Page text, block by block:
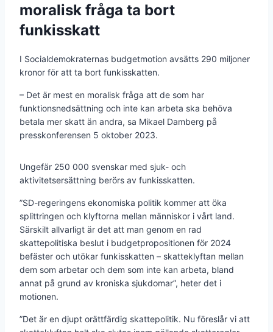
moralisk fråga ta bort
funkisskatt
I Socialdemokraternas budgetmotion avsätts 290 miljoner
kronor för att ta bort funkisskatten.
– Det är mest en moralisk fråga att de som har
funktionsnedsättning och inte kan arbeta ska behöva
betala mer skatt än andra, sa Mikael Damberg på
presskonferensen 5 oktober 2023.
Ungefär 250 000 svenskar med sjuk- och
aktivitetsersättning berörs av funkisskatten.
”SD-regeringens ekonomiska politik kommer att öka
splittringen och klyftorna mellan människor i vårt land.
Särskilt allvarligt är det att man genom en rad
skattepolitiska beslut i budgetpropositionen för 2024
befäster och utökar funkisskatten – skatteklyftan mellan
dem som arbetar och dem som inte kan arbeta, bland
annat på grund av kroniska sjukdomar”, heter det i
motionen.
”Det är en djupt orättfärdig skattepolitik. Nu föreslår vi att